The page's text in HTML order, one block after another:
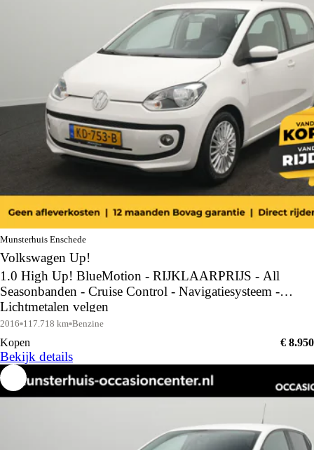
Munsterhuis Enschede
Volkswagen Up!
1.0 High Up! BlueMotion - RIJKLAARPRIJS - All
Seasonbanden - Cruise Control - Navigatiesysteem -
Lichtmetalen velgen
2016 117.718 km Benzine
Kopen € 8.950
Bekijk details